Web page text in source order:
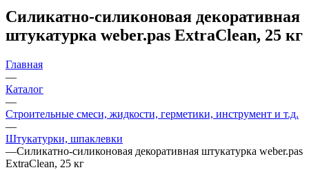
Силикатно-силиконовая декоративная
штукатурка weber.pas ExtraClean, 25 кг
Главная
—
Каталог
—
Строительные смеси, жидкости, герметики, инструмент и т.д.
—
Штукатурки, шпаклевки
—Силикатно-силиконовая декоративная штукатурка weber.pas
ExtraClean, 25 кг